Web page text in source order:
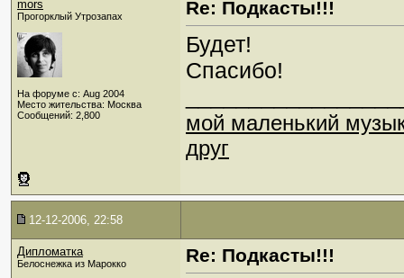
mors
Прогорклый Утрозапах
На форуме с: Aug 2004
Место жительства: Москва
Сообщений: 2,800
Re: Подкасты!!!
Будет!
Спасибо!
мой маленький
друг
12-12-2006, 22:58
Дипломатка
Белоснежка из Марокко Re: Подкасты!!!